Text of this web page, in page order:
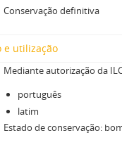
OEL - [Fotografias do
FED - Fotografias da
Conservação definitiva
e utilização
Mediante autorização da
português
latim
Estado de conservação: